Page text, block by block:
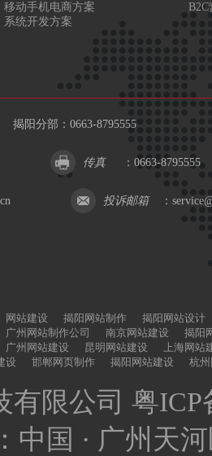
移动手机电商方案
系统开发方案
揭阳分部：0663-8795555
传真 ：0663-8795555
投诉邮箱 ：
网站建设 揭阳网站制作
揭阳网站设计
广州网站制作公司 南京网站建设
揭阳
广州网站建设 昆明网站建设
上海网站
设 邯郸网页制作 揭阳网站建设 杭
有限公司 粤ICP
中国 · 广州天